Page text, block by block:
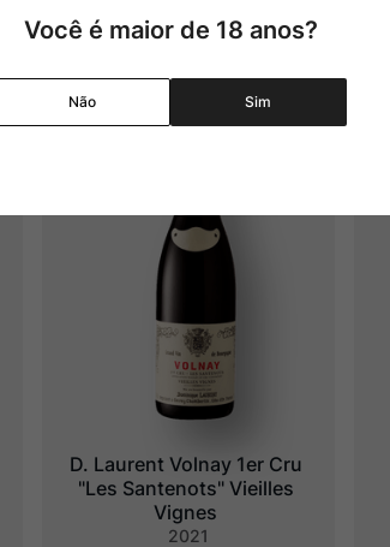
D. Laurent Volnay 1er Cru
"Les Santenots" Vieilles
Vignes
2021
Você é maior de 18 anos?
Não Sim